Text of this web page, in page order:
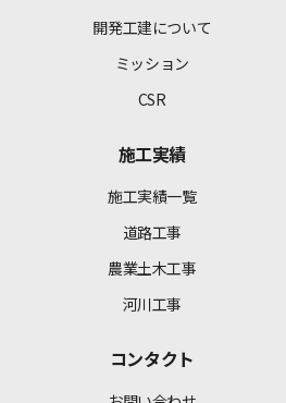
開発工建について
ミッション
CSR
施工実績
施工実績一覧
道路工事
農業土木工事
河川工事
コンタクト